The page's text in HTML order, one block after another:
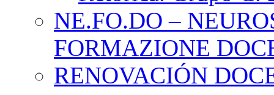
NE.FO.DO –
FORMAZIONE
RENOVACIÓN